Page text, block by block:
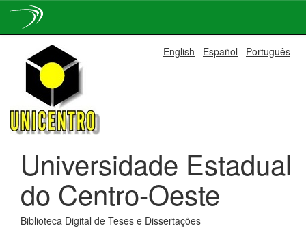
navigation
English Español Português
Universidade Estadual
do Centro-Oeste
Biblioteca Digital de Teses e Dissertações